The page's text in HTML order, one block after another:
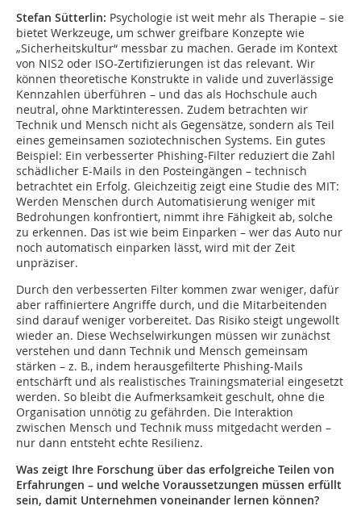
Stefan Sütterlin: Psychologie ist weit mehr als Therapie – sie
bietet Werkzeuge, um schwer greifbare Konzepte wie
„Sicherheitskultur“ messbar zu machen. Gerade im Kontext
von NIS2 oder ISO-Zertifizierungen ist das relevant. Wir
können theoretische Konstrukte in valide und zuverlässige
Kennzahlen überführen – und das als Hochschule auch
neutral, ohne Marktinteressen. Zudem betrachten wir
Technik und Mensch nicht als Gegensätze, sondern als Teil
eines gemeinsamen soziotechnischen Systems. Ein gutes
Beispiel: Ein verbesserter Phishing-Filter reduziert die Zahl
schädlicher E-Mails in den Posteingängen – technisch
betrachtet ein Erfolg. Gleichzeitig zeigt eine Studie des MIT:
Werden Menschen durch Automatisierung weniger mit
Bedrohungen konfrontiert, nimmt ihre Fähigkeit ab, solche
zu erkennen. Das ist wie beim Einparken – wer das Auto nur
noch automatisch einparken lässt, wird mit der Zeit
unpräziser.
Durch den verbesserten Filter kommen zwar weniger, dafür
aber raffiniertere Angriffe durch, und die Mitarbeitenden
sind darauf weniger vorbereitet. Das Risiko steigt ungewollt
wieder an. Diese Wechselwirkungen müssen wir zunächst
verstehen und dann Technik und Mensch gemeinsam
stärken – z. B., indem herausgefilterte Phishing-Mails
entschärft und als realistisches Trainingsmaterial eingesetzt
werden. So bleibt die Aufmerksamkeit geschult, ohne die
Organisation unnötig zu gefährden. Die Interaktion
zwischen Mensch und Technik muss mitgedacht werden –
nur dann entsteht echte Resilienz.
Was zeigt Ihre Forschung über das erfolgreiche Teilen von
Erfahrungen – und welche Voraussetzungen müssen erfüllt
sein, damit Unternehmen voneinander lernen können?